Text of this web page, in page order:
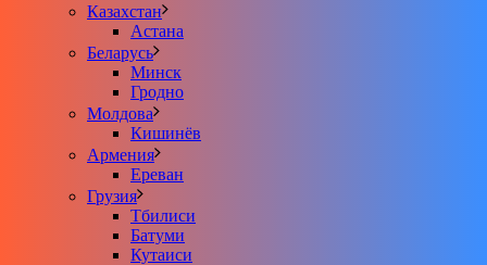
Казахстан
Астана
Беларусь
Минск
Гродно
Молдова
Кишинёв
Армения
Ереван
Грузия
Тбилиси
Батуми
Кутаиси